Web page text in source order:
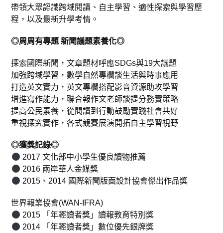
帶領大眾認識跨域閱讀、自主學習、適性探索與學習歷
程，以及最新升學考情。
◎周周有專題新聞議題素養化◎
探索國際新聞，文章題材呼應SDGs與19大議題
加強跨域學習，數學自然專欄談生活與時事應用
打造英文實力，英文專欄搭配影音資源助攻學習
增進寫作能力，聯合報作文老師談提分務實策略
提高公民素養，從閱讀到行動鼓勵實踐社會共好
重視探究實作，各式競賽展演開拓自主學習視野
◎獲獎記錄◎
2017 文化部中小學生優良讀物推薦
2016 兩岸華人金媒獎
2015、2014 國際新聞版面設計協會傑出作品獎
世界報業協會(WAN-IFRA)
2015 「年輕讀者獎」讀報教育特別獎
2014 「年輕讀者獎」數位優先銀牌獎